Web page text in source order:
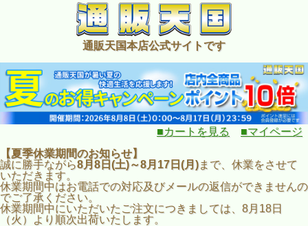
通販天国本店公式サイトです
■カートを見る
■マイページ
【夏季休業期間のお知らせ】
誠に勝手ながら8月8日(土)～8月17日(月)まで、休業をさせて
いただきます。
休業期間中はお電話での対応及びメールの返信ができませんの
でご了承ください。
休業期間中にいただいたご注文につきましては、8月18日
（火）より順次出荷いたします。